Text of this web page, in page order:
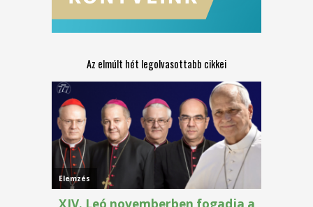
Az elmúlt hét legolvasottabb cikkei